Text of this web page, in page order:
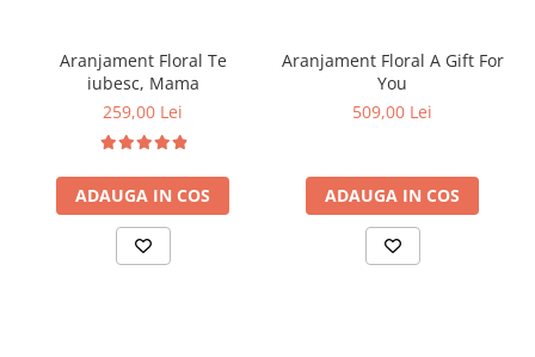
Aranjament Floral Te
iubesc, Mama
259,00 Lei
ADAUGA IN COS
Aranjament Floral A Gift For
You
509,00 Lei
ADAUGA IN COS